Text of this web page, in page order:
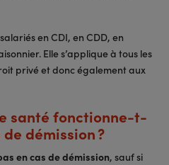
en CDI, en CDD, en
Elle s’applique à tous les
privé et donc également aux
santé fonctionne-t-
démission ?
en cas de démission, sauf si